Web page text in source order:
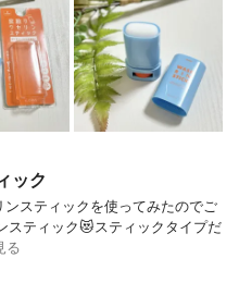
ック
スティックを使ってみたのでご
ティック😻スティックタイプだ
る